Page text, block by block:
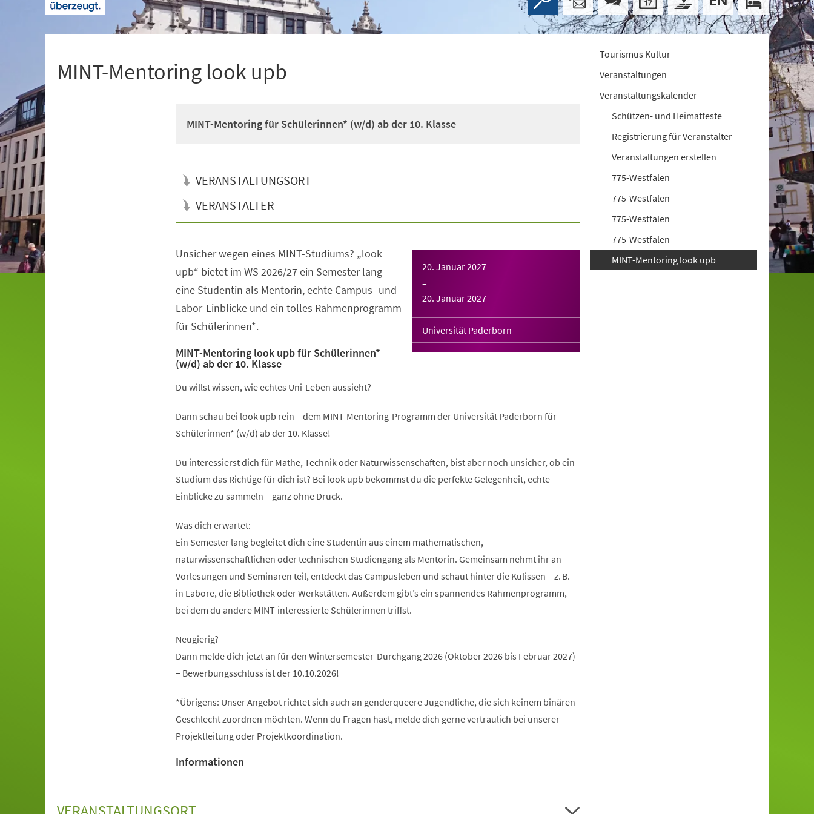
MINT-Mentoring look upb
MINT-Mentoring für Schülerinnen* (w/d) ab der 10. Klasse
VERANSTALTUNGSORT
VERANSTALTER
20. Januar 2027
–
20. Januar 2027
Universität Paderborn
Unsicher wegen eines MINT-Studiums? „look
upb“ bietet im WS 2026/27 ein Semester lang
eine Studentin als Mentorin, echte Campus- und
Labor-Einblicke und ein tolles Rahmenprogramm
für Schülerinnen*.
MINT-Mentoring look upb für Schülerinnen*
(w/d) ab der 10. Klasse
Du willst wissen, wie echtes Uni-Leben aussieht?
Dann schau bei look upb rein – dem MINT-Mentoring-Programm der Universität Paderborn für
Schülerinnen* (w/d) ab der 10. Klasse!
Du interessierst dich für Mathe, Technik oder Naturwissenschaften, bist aber noch unsicher, ob ein
Studium das Richtige für dich ist? Bei look upb bekommst du die perfekte Gelegenheit, echte
Einblicke zu sammeln – ganz ohne Druck.
Was dich erwartet:
Ein Semester lang begleitet dich eine Studentin aus einem mathematischen,
naturwissenschaftlichen oder technischen Studiengang als Mentorin. Gemeinsam nehmt ihr an
Vorlesungen und Seminaren teil, entdeckt das Campusleben und schaut hinter die Kulissen – z. B.
in Labore, die Bibliothek oder Werkstätten. Außerdem gibt’s ein spannendes Rahmenprogramm,
bei dem du andere MINT-interessierte Schülerinnen triffst.
Neugierig?
Dann melde dich jetzt an für den Wintersemester-Durchgang 2026 (Oktober 2026 bis Februar 2027)
– Bewerbungsschluss ist der 10.10.2026!
*Übrigens: Unser Angebot richtet sich auch an genderqueere Jugendliche, die sich keinem binären
Geschlecht zuordnen möchten. Wenn du Fragen hast, melde dich gerne vertraulich bei unserer
Projektleitung oder Projektkoordination.
Informationen
Tourismus Kultur
Veranstaltungen
Veranstaltungskalender
Schützen- und Heimatfeste
Registrierung für Veranstalter
Veranstaltungen erstellen
775-Westfalen
775-Westfalen
775-Westfalen
775-Westfalen
MINT-Mentoring look upb